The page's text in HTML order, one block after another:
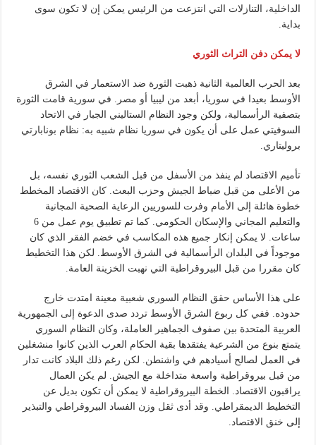
الداخلية، التنازلات التي انتزعت من الرئيس يمكن إن لا تكون سوى
بداية.
لا يمكن دفن التراث الثوري
بعد الحرب العالمية الثانية ذهبت الثورة ضد الاستعمار في الشرق
الأوسط بعيدا في سوريا، أبعد من ليبيا أو مصر. في سورية قامت الثورة
بتصفية الرأسمالية، ولكن وجود النظام الستاليني الجبار في الاتحاد
السوفيتي عمل على أن يكون في سوريا نظام شبيه به: نظام بونابارتي
بروليتاري.
تأميم الاقتصاد لم ينفذ من الأسفل من قبل الشعب الثوري نفسه، بل
من الأعلى من قبل ضباط الجيش وحزب البعث. كان الاقتصاد المخطط
خطوة هائلة إلى الأمام وفرت للسوريين الرعاية الصحية المجانية
والتعليم المجاني والإسكان الحكومي. كما تم تطبيق يوم عمل من 6
ساعات. لا يمكن إنكار جميع هذه المكاسب في خضم الفقر الذي كان
موجوداً في البلدان الرأسمالية في الشرق الأوسط. لكن هذا التخطيط
كان مقررا من قبل البيروقراطية التي نهبت الخزينة العامة.
على هذا الأساس حقق النظام السوري شعبية معينة امتدت خارج
حدوده. ففي كل ربوع الشرق الأوسط تردد صدى الدعوة إلى الجمهورية
العربية المتحدة بين صفوف الجماهير العاملة، وكان النظام السوري
يتمتع بنوع من الشرعية يفتقدها بقية الحكام العرب الذين كانوا منشغلين
في العمل لصالح أسيادهم في واشنطن. لكن رغم ذلك البلاد كانت تدار
من قبل بيروقراطية واسعة متداخلة مع الجيش. لم يكن العمال
يراقبون الاقتصاد. الخطة البيروقراطية لا يمكن أن تكون بديل عن
التخطيط الديمقراطي. وقد أدى ثقل وزن الفساد البيروقراطي والتبذير
إلى خنق الاقتصاد.